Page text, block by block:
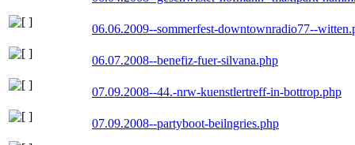
06.06.2009--sommerfest-downtownradio77--
06.07.2008--benefiz-fuer-silvana.php
07.09.2008--44.-nrw-kuenstlertreff-in-bottrop.php
07.09.2008--partyboot-beilngries.php